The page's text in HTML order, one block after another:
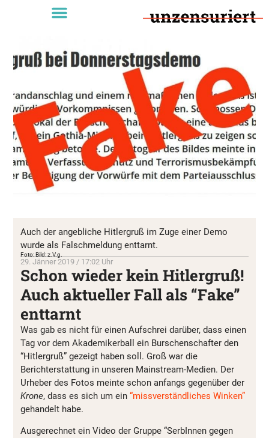
Auch der angebliche Hitlergruß im Zuge einer Demo
wurde als Falschmeldung enttarnt.
Foto: Bild: z.V.g.
29. Jänner 2019 / 17:02 Uhr
Schon wieder kein Hitlergruß!
Auch aktueller Fall als “Fake”
enttarnt
Was gab es nicht für einen Aufschrei darüber, dass einen
Tag vor dem Akademikerball ein Burschenschafter den
“Hitlergruß” gezeigt haben soll. Groß war die
Berichterstattung in unseren Mainstream-Medien. Der
Urheber des Fotos meinte schon anfangs gegenüber der
Krone, dass es sich um ein “missverständliches Winken”
gehandelt habe.
Ausgerechnet ein Video der Gruppe “SerbInnen gegen